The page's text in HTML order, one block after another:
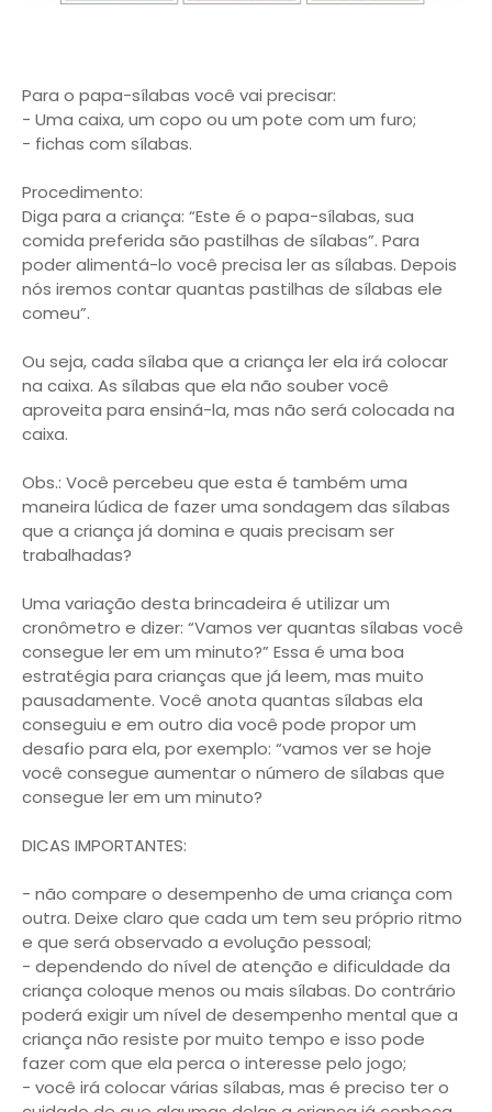
Para o papa-sílabas você vai precisar:
- Uma caixa, um copo ou um pote com um furo;
- fichas com sílabas.
Procedimento:
Diga para a criança: “Este é o papa-sílabas, sua
comida preferida são pastilhas de sílabas”. Para
poder alimentá-lo você precisa ler as sílabas. Depois
nós iremos contar quantas pastilhas de sílabas ele
comeu”.
Ou seja, cada sílaba que a criança ler ela irá colocar
na caixa. As sílabas que ela não souber você
aproveita para ensiná-la, mas não será colocada na
caixa.
Obs.: Você percebeu que esta é também uma
maneira lúdica de fazer uma sondagem das sílabas
que a criança já domina e quais precisam ser
trabalhadas?
Uma variação desta brincadeira é utilizar um
cronômetro e dizer: “Vamos ver quantas sílabas você
consegue ler em um minuto?” Essa é uma boa
estratégia para crianças que já leem, mas muito
pausadamente. Você anota quantas sílabas ela
conseguiu e em outro dia você pode propor um
desafio para ela, por exemplo: “vamos ver se hoje
você consegue aumentar o número de sílabas que
consegue ler em um minuto?
DICAS IMPORTANTES:
- não compare o desempenho de uma criança com
outra. Deixe claro que cada um tem seu próprio ritmo
e que será observado a evolução pessoal;
- dependendo do nível de atenção e dificuldade da
criança coloque menos ou mais sílabas. Do contrário
poderá exigir um nível de desempenho mental que a
criança não resiste por muito tempo e isso pode
fazer com que ela perca o interesse pelo jogo;
- você irá colocar várias sílabas, mas é preciso ter o